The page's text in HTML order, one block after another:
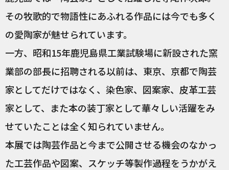
その牧歌的で物語性にあふれる作品には今でも多く
の愛陶家が魅せられています。
一方、昭和15年鹿児島県工業試験場に新設された窯
業部の部長に招聘される以前は、東京、京都で陶芸
家としてだけではなく、染色家、図案家、皮革工芸
家として、また本の装丁家として華々しい活躍をみ
せていたことは全く知られていません。
本展では陶芸作品と今まで公開させる機会のなかっ
た工芸作品や図案、スケッチ等製作過程をうかがえ